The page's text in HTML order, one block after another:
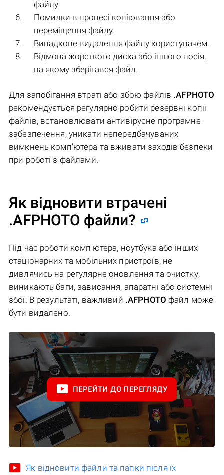
файлу.
Помилки в процесі копіювання або
переміщення файлу.
Випадкове видалення файлу користувачем.
Відмова жорсткого диска або іншого носія,
на якому зберігався файл.
Для запобігання втраті або збою файлів .AFPHOTO
рекомендується регулярно робити резервні копії
файлів, встановлювати антивірусне програмне
забезпечення, уникати непередбачуваних
вимкнень комп'ютера та вживати заходів безпеки
при роботі з файлами.
Як відновити втрачені
.AFPHOTO файли?
Під час роботи комп'ютера, ноутбука або інших
стаціонарних та мобільних пристроїв, не
дивлячись на регулярне оновлення та очистку,
виникають баги, зависання, апаратні або системні
збої. В результаті, важливий .AFPHOTO файл може
бути видалено.
ПЕРЕЙТИ ДО ПЕРЕГЛЯДУ
Як відновити файли та папки після їх